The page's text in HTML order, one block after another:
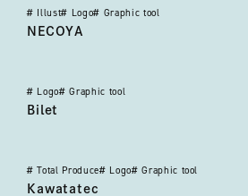
ねこ屋
NECOYA
# Illust# Logo# Graphic tool
ビレト
Bilet
# Logo# Graphic tool
カワタテック（ブランディング）
Kawatatec
# Total Produce# Logo# Graphic tool